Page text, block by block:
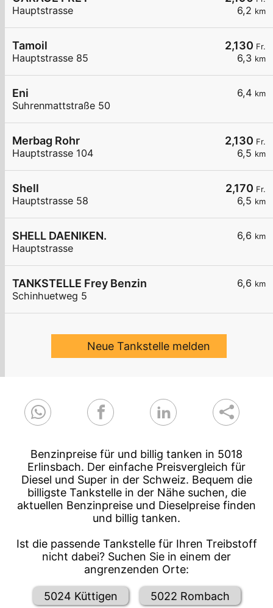
6,2 km
Hauptstrasse
2,130 Fr.
6,3 km
Tamoil
Hauptstrasse 85
6,4 km
Eni
Suhrenmattstraße 50
2,130 Fr.
6,5 km
Merbag Rohr
Hauptstrasse 104
2,170 Fr.
6,5 km
Shell
Hauptstrasse 58
6,6 km
SHELL DAENIKEN.
Hauptstrasse
6,6 km
TANKSTELLE Frey Benzin
Schinhuetweg 5
Neue Tankstelle melden
Benzinpreise für und billig tanken in 5018
Erlinsbach. Der einfache Preisvergleich für
Diesel und Super in der Schweiz. Bequem die
billigste Tankstelle in der Nähe suchen, die
aktuellen Benzinpreise und Dieselpreise finden
und billig tanken.
Ist die passende Tankstelle für Ihren Treibstoff
nicht dabei? Suchen Sie in einem der
angrenzenden Orte:
5024 Küttigen 5022 Rombach